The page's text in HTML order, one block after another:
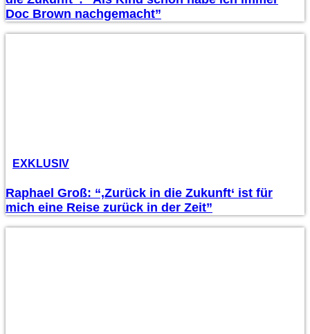
Doc Brown nachgemacht”
EXKLUSIV
Raphael Groß: “‚Zurück in die Zukunft‘ ist für
mich eine Reise zurück in der Zeit”